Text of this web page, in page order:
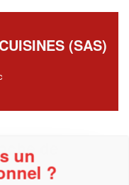
(SAS)
de
un
?